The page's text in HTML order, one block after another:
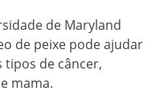
de Maryland
de peixe pode ajudar
de câncer,
mama.